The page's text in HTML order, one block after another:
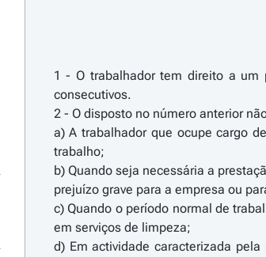
1 - O trabalhador tem direito a um
consecutivos.
2 - O disposto no número anterior
a) A trabalhador que ocupe cargo
trabalho;
b) Quando seja necessária a
prejuízo grave para a empresa ou
c) Quando o período normal de
em serviços de limpeza;
d) Em actividade caracterizada